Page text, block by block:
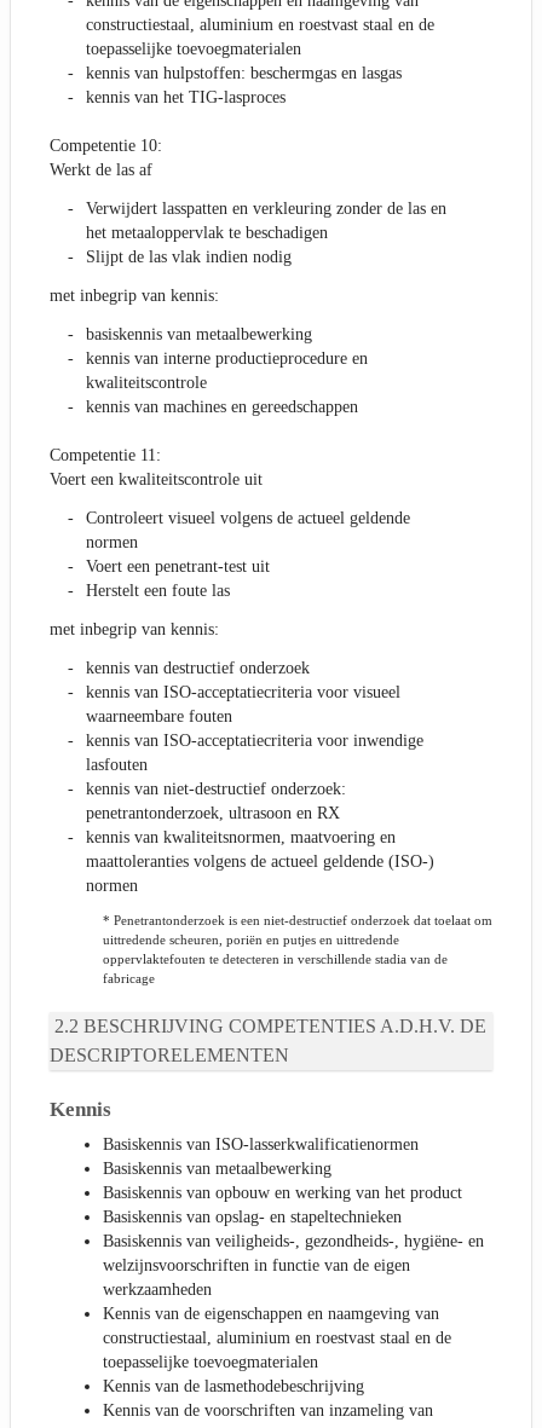
constructiestaal, aluminium en roestvast staal en de
toepasselijke toevoegmaterialen
kennis van hulpstoffen: beschermgas en lasgas
kennis van het TIG-lasproces
Competentie 10:
Werkt de las af
Verwijdert lasspatten en verkleuring zonder de las en
het metaaloppervlak te beschadigen
Slijpt de las vlak indien nodig
met inbegrip van kennis:
basiskennis van metaalbewerking
kennis van interne productieprocedure en
kwaliteitscontrole
kennis van machines en gereedschappen
Competentie 11:
Voert een kwaliteitscontrole uit
Controleert visueel volgens de actueel geldende
normen
Voert een penetrant-test uit
Herstelt een foute las
met inbegrip van kennis:
kennis van destructief onderzoek
kennis van ISO-acceptatiecriteria voor visueel
waarneembare fouten
kennis van ISO-acceptatiecriteria voor inwendige
lasfouten
kennis van niet-destructief onderzoek:
penetrantonderzoek, ultrasoon en RX
kennis van kwaliteitsnormen, maatvoering en
maattoleranties volgens de actueel geldende (ISO-)
normen
* Penetrantonderzoek is een niet-destructief onderzoek dat toelaat om
uittredende scheuren, poriën en putjes en uittredende
oppervlaktefouten te detecteren in verschillende stadia van de
fabricage
BESCHRIJVING COMPETENTIES A.D.H.V. DE
DESCRIPTORELEMENTEN
Kennis
Basiskennis van ISO-lasserkwalificatienormen
Basiskennis van metaalbewerking
Basiskennis van opbouw en werking van het product
Basiskennis van opslag- en stapeltechnieken
Basiskennis van veiligheids-, gezondheids-, hygiëne- en
welzijnsvoorschriften in functie van de eigen
werkzaamheden
Kennis van de eigenschappen en naamgeving van
constructiestaal, aluminium en roestvast staal en de
toepasselijke toevoegmaterialen
Kennis van de lasmethodebeschrijving
Kennis van de voorschriften van inzameling van